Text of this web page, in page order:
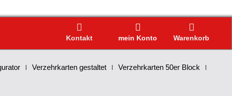
Warenkorb
Kontakt mein Konto
Verzehrkarten gestaltet
Verzehrkarten 50er Block